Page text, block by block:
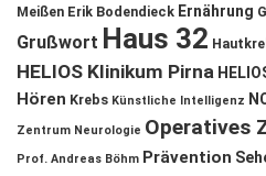
Meißen Erik Bodendieck Ernährung
Grußwort Haus 32
HELIOS Klinikum Pirna
Hören Krebs Künstliche Intelligenz
Zentrum Neurologie Operatives
Prof. Andreas Böhm Prävention